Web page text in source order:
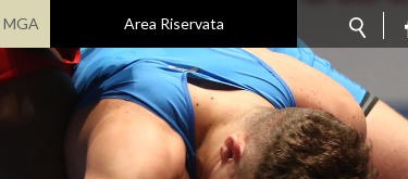
MGA Area Riservata